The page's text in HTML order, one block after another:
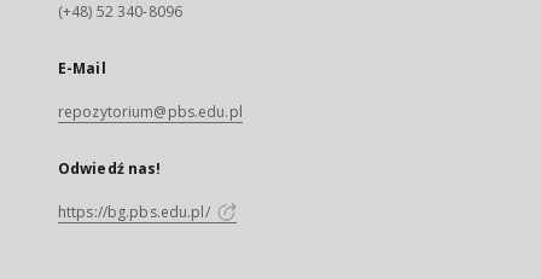
(+48) 52 340-8096
E-Mail
repozytorium@pbs.edu.pl
Odwiedź nas!
https://bg.pbs.edu.pl/